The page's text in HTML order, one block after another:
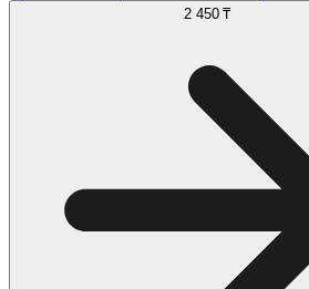
2 450 ₸